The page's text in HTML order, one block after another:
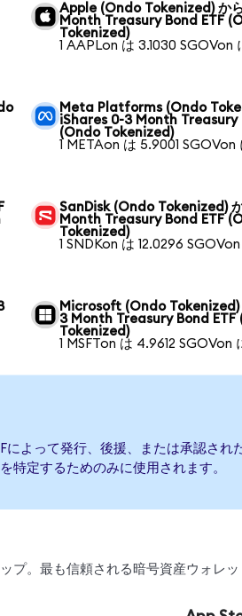
Apple (Ondo Tokenized) か
Month Treasury Bond ETF
Tokenized)
1 AAPLon は 3.1030 SGOVon
Meta Platforms (Ondo
iShares 0-3 Month Treasury
(Ondo Tokenized)
1 METAon は 5.9001 SGOVon
SanDisk (Ondo Tokenized)
Month Treasury Bond ETF
Tokenized)
1 SNDKon は 12.0296
Microsoft (Ondo Tokenized)
3 Month Treasury Bond ETF
Tokenized)
1 MSFTon は 4.9612 SGOVon
よって発行、後援、または承認さ
特定するためのみに使用されます。
プ。最も信頼される暗号資産ウォレッ